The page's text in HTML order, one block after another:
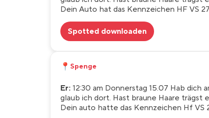
Dein Auto hat das Kennzeichen HF VS
Spotted downloaden
📍 Spenge
Er: 12:30 am Donnerstag 15.07 Hab dich
glaub ich dort. Hast braune Haare
Dein auto hatte das Kennzeichen Hf